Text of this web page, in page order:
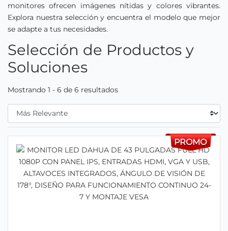
monitores ofrecen imágenes nítidas y colores vibrantes.
Explora nuestra selección y encuentra el modelo que mejor
se adapte a tus necesidades.
Selección de Productos y
Soluciones
Mostrando 1 - 6 de 6 resultados
Filtrar Por
PROMO